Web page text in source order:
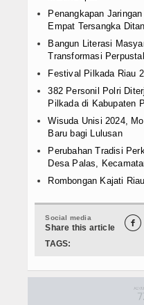
Penangkapan
Empat Tersangka
Bangun Literasi
Transformasi
Festival Pilkada Riau
382 Personil Polri
Pilkada di Kabupaten
Wisuda Unisi 2024,
Baru bagi Lulusan
Perubahan Tradisi
Desa Palas,
Rombongan Kajati
Social media
Share this article 
TAGS: